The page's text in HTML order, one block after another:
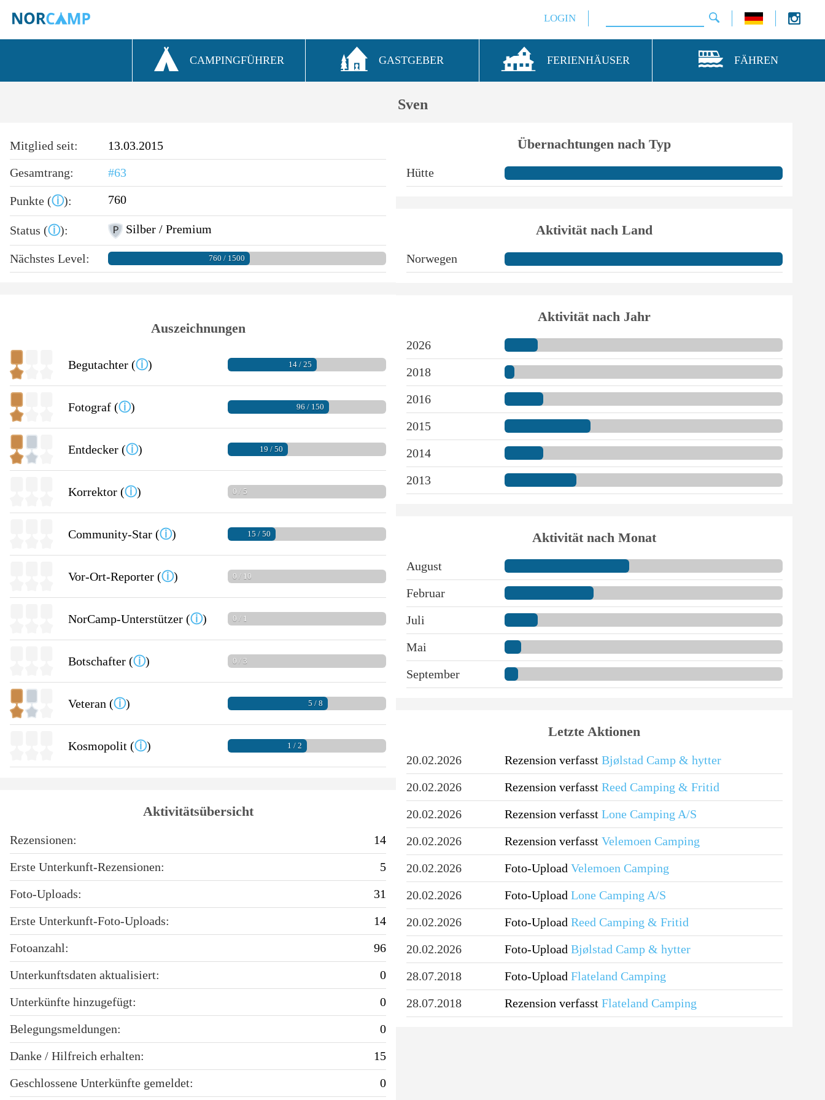
LOGIN
CAMPINGFÜHRER GASTGEBER FERIENHÄUSER FÄHREN
Sven
Mitglied seit:
13.03.2015
Gesamtrang:
#63
Punkte (ⓘ): 760
Status (ⓘ): Silber / Premium
Nächstes Level: 760 / 1500
Auszeichnungen
Begutachter (ⓘ) 14 / 25
Fotograf (ⓘ) 96 / 150
Entdecker (ⓘ) 19 / 50
Korrektor (ⓘ) 0 / 5
Community-Star (ⓘ) 15 / 50
Vor-Ort-Reporter (ⓘ) 0 / 10
NorCamp-Unterstützer (ⓘ) 0 / 1
Botschafter (ⓘ) 0 / 3
Veteran (ⓘ) 5 / 8
Kosmopolit (ⓘ) 1 / 2
Aktivitätsübersicht
Rezensionen:
14
Erste Unterkunft-Rezensionen:
5
Foto-Uploads:
31
Erste Unterkunft-Foto-Uploads:
14
Fotoanzahl:
96
Unterkunftsdaten aktualisiert:
0
Unterkünfte hinzugefügt:
0
Belegungsmeldungen:
0
Danke / Hilfreich erhalten:
15
Geschlossene Unterkünfte gemeldet:
0
Übernachtungen nach Typ
Hütte
Aktivität nach Land
Norwegen
Aktivität nach Jahr
2026
2018
2016
2015
2014
2013
Aktivität nach Monat
August
Februar
Juli
Mai
September
Letzte Aktionen
20.02.2026 Rezension verfasst Bjølstad Camp & hytter
20.02.2026
Rezension verfasst Reed Camping & Fritid
20.02.2026
Rezension verfasst Lone Camping A/S
20.02.2026
Rezension verfasst Velemoen Camping
20.02.2026
Foto-Upload Velemoen Camping
20.02.2026
Foto-Upload Lone Camping A/S
20.02.2026
Foto-Upload Reed Camping & Fritid
20.02.2026
Foto-Upload Bjølstad Camp & hytter
28.07.2018
Foto-Upload Flateland Camping
28.07.2018
Rezension verfasst Flateland Camping